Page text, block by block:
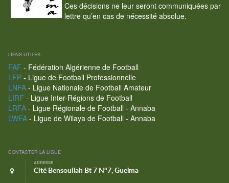
Ces décisions ne leur seront communiquées par
lettre qu’en cas de nécessité absolue.
LIENS UTILES
FAF - Fédération Algérienne de Football
LFP- Ligue de Football Professionnelle
LNFA- Ligue Nationale de Football Amateur
LIRF - Ligue Inter-Régions de Football
LRFA- Ligue Régionale de Football - Annaba
LWFA- Ligue de Wilaya de Football - Annaba
CONTACTER LA LIGUE
ADRESSE
Cité Bensouilah Bt 7 N°7, Guelma